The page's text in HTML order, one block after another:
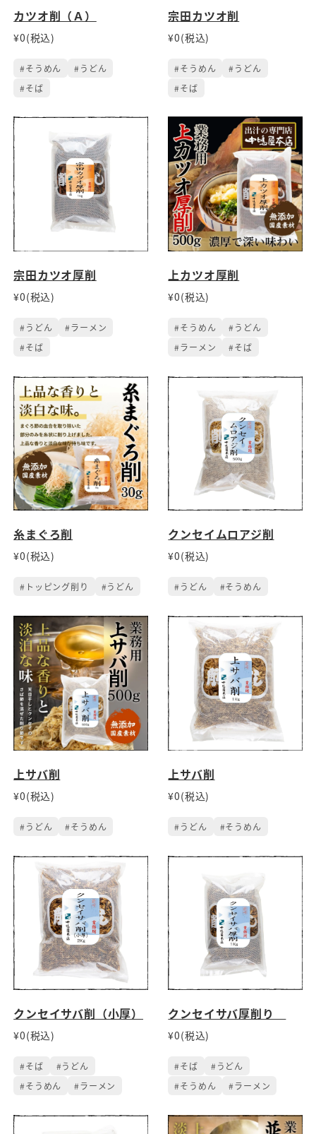
カツオ削（Ａ）
¥0(税込)
#そうめん
#うどん
#そば
宗田カツオ削
¥0(税込)
#そうめん
#うどん
#そば
宗田カツオ厚削
¥0(税込)
#うどん
#ラーメン
#そば
上カツオ厚削
¥0(税込)
#そうめん
#うどん
#ラーメン
#そば
糸まぐろ削
¥0(税込)
#トッピング削り #うどん
クンセイムロアジ削
¥0(税込)
#うどん #そうめん
上サバ削
¥0(税込)
#うどん #そうめん
上サバ削
¥0(税込)
#うどん #そうめん
クンセイサバ削（小厚）
¥0(税込)
#そば
#うどん
#そうめん
#ラーメン
クンセイサバ厚削り
¥0(税込)
#そば
#うどん
#そうめん
#ラーメン